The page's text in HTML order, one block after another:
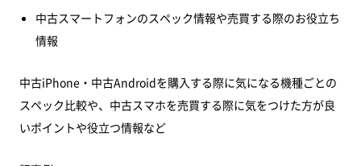
中古スマートフォンのスペック情報や売買する際のお役立ち
情報
中古iPhone・中古Androidを購入する際に気になる機種ごとの
スペック比較や、中古スマホを売買する際に気をつけた方が良
いポイントや役立つ情報など